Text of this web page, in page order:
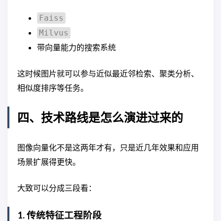
Faiss
Milvus
带向量能力的搜索系统
这时候图片就可以参与近似最近邻检索、聚类分析、
相似度排序等任务。
四、技术路线是怎么演进过来的
图像向量化不是这两年才有，只是近几年效果和应用
场景扩展得更快。
大致可以分成三段看：
1. 传统特征工程阶段